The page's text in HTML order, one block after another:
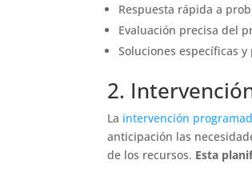
Respuesta rápida a
Evaluación precisa del
Soluciones específicas
2.
La intervención
anticipación las
de los recursos. Esta